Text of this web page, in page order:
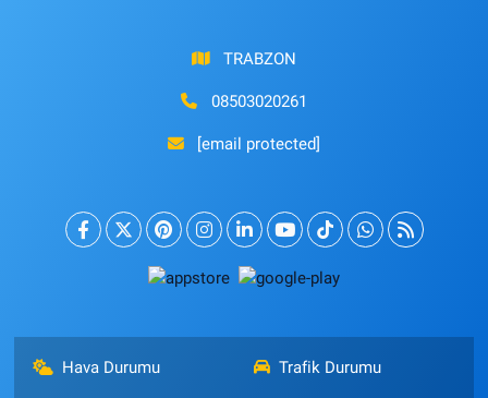
TRABZON
08503020261
[email protected]
Hava Durumu Trafik Durumu